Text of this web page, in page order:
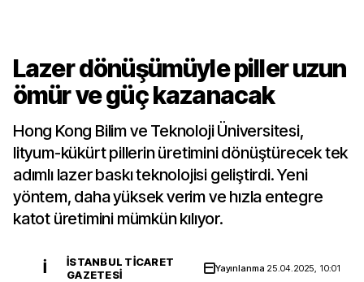
Lazer dönüşümüyle piller uzun
ömür ve güç kazanacak
Hong Kong Bilim ve Teknoloji Üniversitesi,
lityum-kükürt pillerin üretimini dönüştürecek tek
adımlı lazer baskı teknolojisi geliştirdi. Yeni
yöntem, daha yüksek verim ve hızla entegre
katot üretimini mümkün kılıyor.
İ
İSTANBUL TICARET
GAZETESI
Yayınlanma 25.04.2025, 10:01